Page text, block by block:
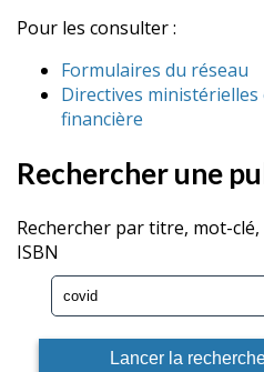
Pour les consulter :
Formulaires du réseau
Directives
financière
Rechercher une
Rechercher par titre, mot-
ISBN